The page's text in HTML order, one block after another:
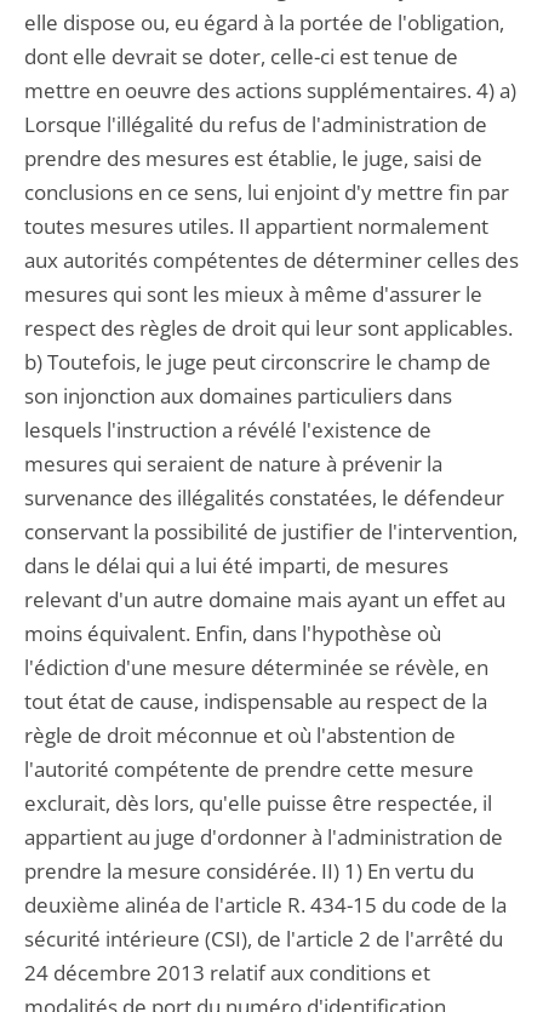
elle dispose ou, eu égard à la portée de l'obligation,
dont elle devrait se doter, celle-ci est tenue de
mettre en oeuvre des actions supplémentaires. 4) a)
Lorsque l'illégalité du refus de l'administration de
prendre des mesures est établie, le juge, saisi de
conclusions en ce sens, lui enjoint d'y mettre fin par
toutes mesures utiles. Il appartient normalement
aux autorités compétentes de déterminer celles des
mesures qui sont les mieux à même d'assurer le
respect des règles de droit qui leur sont applicables.
b) Toutefois, le juge peut circonscrire le champ de
son injonction aux domaines particuliers dans
lesquels l'instruction a révélé l'existence de
mesures qui seraient de nature à prévenir la
survenance des illégalités constatées, le défendeur
conservant la possibilité de justifier de l'intervention,
dans le délai qui a lui été imparti, de mesures
relevant d'un autre domaine mais ayant un effet au
moins équivalent. Enfin, dans l'hypothèse où
l'édiction d'une mesure déterminée se révèle, en
tout état de cause, indispensable au respect de la
règle de droit méconnue et où l'abstention de
l'autorité compétente de prendre cette mesure
exclurait, dès lors, qu'elle puisse être respectée, il
appartient au juge d'ordonner à l'administration de
prendre la mesure considérée. II) 1) En vertu du
deuxième alinéa de l'article R. 434-15 du code de la
sécurité intérieure (CSI), de l'article 2 de l'arrêté du
24 décembre 2013 relatif aux conditions et